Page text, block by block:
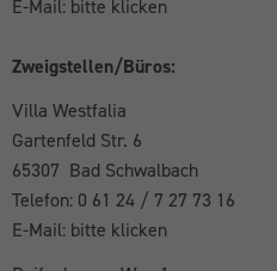
E-Mail: bitte klicken
Zweigstellen/Büros:
Villa Westfalia
Gartenfeld Str. 6
65307 Bad Schwalbach
Telefon: 0 61 24 / 7 27 73 16
E-Mail: bitte klicken